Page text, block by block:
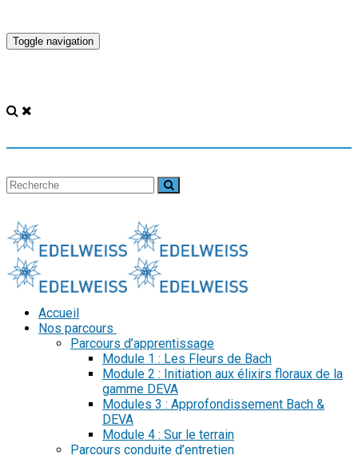
Toggle navigation
Accueil
Nos parcours
Parcours d’apprentissage
Module 1 : Les Fleurs de Bach
Module 2 : Initiation aux élixirs floraux de la
gamme DEVA
Modules 3 : Approfondissement Bach &
DEVA
Module 4 : Sur le terrain
Parcours conduite d’entretien